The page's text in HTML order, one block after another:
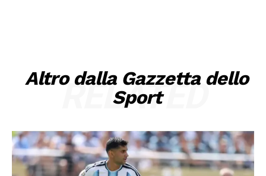
Altro dalla Gazzetta dello
Sport
RELATED